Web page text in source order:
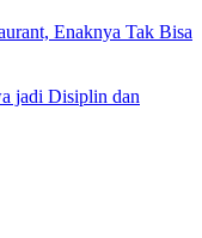
Enaknya Tak Bisa
jadi Disiplin dan